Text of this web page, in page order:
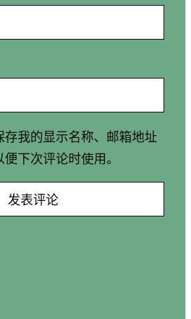
我的显示名称、邮箱地址
下次评论时使用。